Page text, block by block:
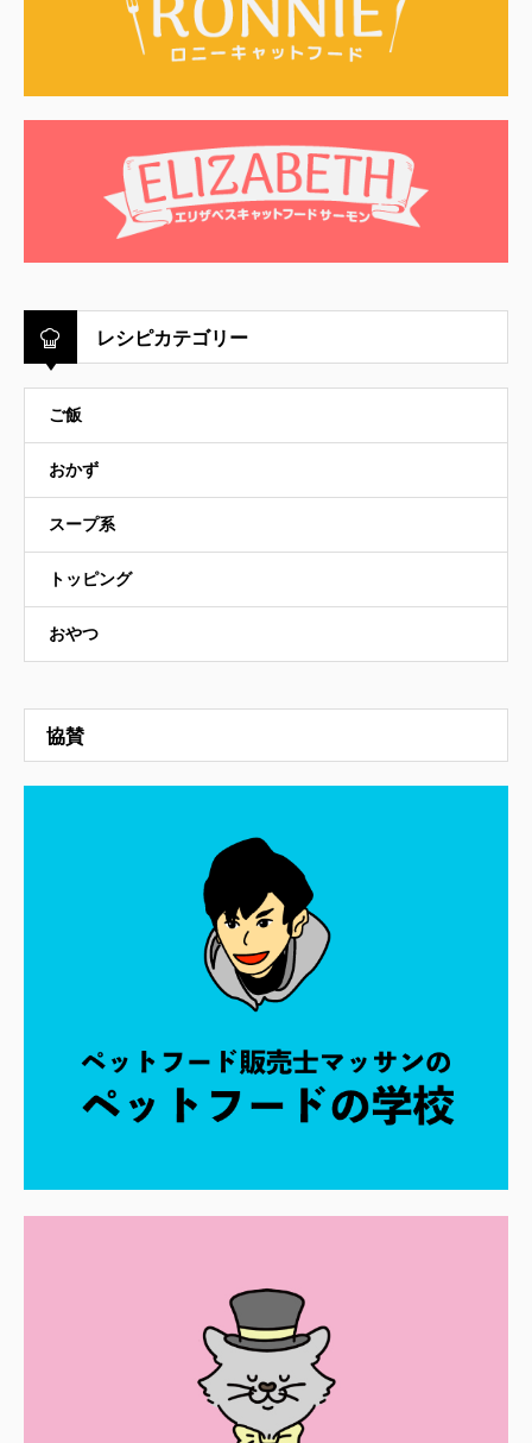
レシピカテゴリー
ご飯
おかず
スープ系
トッピング
おやつ
協賛